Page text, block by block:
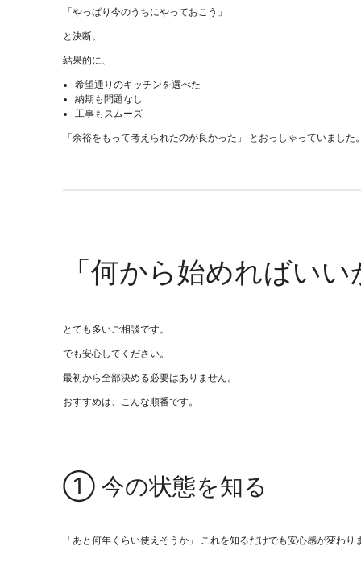
「やっぱり今のうちにやっておこう」
と決断。
結果的に、
希望通りのキッチンを選べた
納期も問題なし
工事もスムーズ
「余裕をもって考えられたのが良かった」 とおっしゃっていました
「何から始めればい
とても多いご相談です。
でも安心してください。
最初から全部決める必要はありません。
おすすめは、こんな順番です。
① 今の状態を知る
「あと何年くらい使えそうか」 これを知るだけでも安心感が変わり